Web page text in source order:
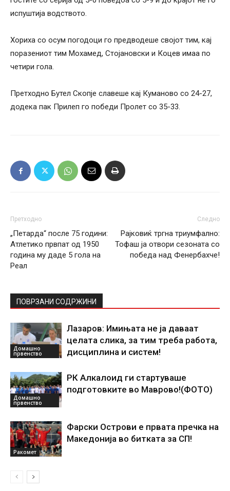
испуштија водството.
Хориха со осум погодоци го предводеше својот тим, кај
поразениот тим Мохамед, Стојановски и Коцев имаа по
четири гола.
Претходно Бутел Скопје славеше кај Куманово со 24-27,
додека пак Прилеп го победи Пролет со 35-33.
Претходно
„Петарда“ после 75 години:
Атлетико првпат од 1950
година му даде 5 гола на
Реал
Следно
Рајковиќ тргна триумфално:
Тофаш ја отвори сезоната со
победа над Фенербахче!
ПОВРЗАНИ СОДРЖИНИ
Домашно
првенство
Лазаров: Имињата не ја даваат
целата слика, за тим треба работа,
дисциплина и систем!
Домашно
првенство
РК Алкалоид ги стартуваше
подготовките во Маврово!(ФОТО)
Ракомет
Фарски Острови е првата пречка на
Македонија во битката за СП!